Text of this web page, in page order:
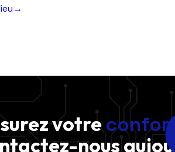
→
votreconfort
nous